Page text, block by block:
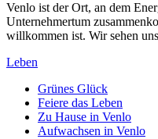
Venlo ist der Ort, an dem
Unternehmertum
willkommen ist. Wir sehen
Leben
Grünes Glück
Feiere das Leben
Zu Hause in Venlo
Aufwachsen in Venlo